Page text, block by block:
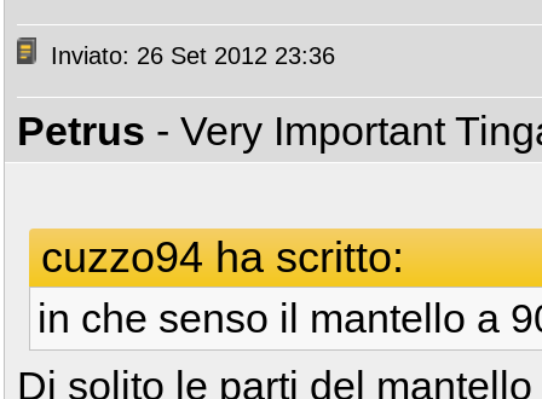
Inviato: 26 Set 2012 23:36
Petrus - Very Important
cuzzo94 ha scritto:
in che senso il mantello a
Di solito le parti del